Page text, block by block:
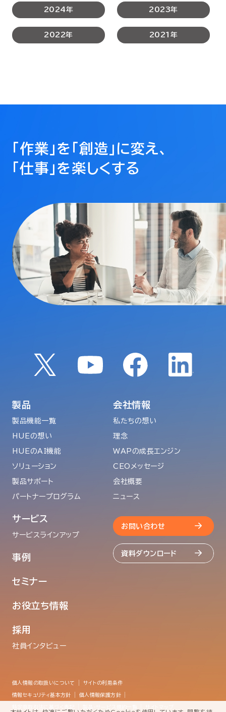
2024年 2023年
2022年 2021年
「作業」を「創造」に変え、
「仕事」を楽しくする
製品
製品機能一覧
HUEの想い
HUEのAI機能
ソリューション
製品サポート
パートナープログラム
サービス
サービスラインアップ
事例
セミナー
お役立ち情報
採用
社員インタビュー
会社情報
私たちの想い
理念
WAPの成長エンジン
CEOメッセージ
会社概要
ニュース
お問い合わせ
資料ダウンロード
個人情報の取扱いについて サイトの利用条件
情報セキュリティ基本方針 個人情報保護方針